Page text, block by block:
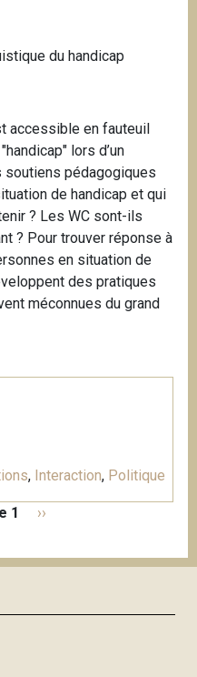
du handicap
accessible en fauteuil
lors d’un
soutiens pédagogiques
de handicap et qui
? Les WC sont-ils
? Pour trouver réponse à
en situation de
des pratiques
méconnues du grand
, Interaction, Politique
1
P
g
››